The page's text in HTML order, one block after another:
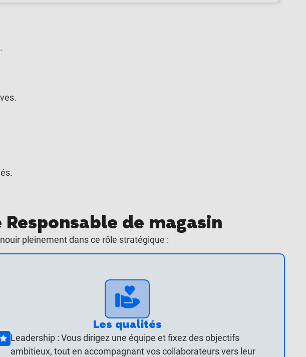
de magasin
pleinement dans ce rôle stratégique :
Les qualités
Leadership : Vous dirigez une équipe et fixez des objectifs
ambitieux, tout en accompagnant vos collaborateurs vers leur